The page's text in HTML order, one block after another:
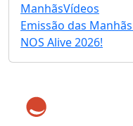
ManhãsVídeos
Emissão das
NOS Alive 2026!